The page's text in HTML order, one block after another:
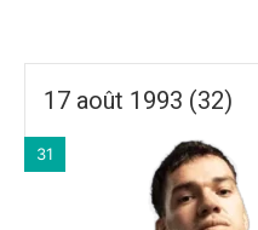
17 août 1993 (32)
31